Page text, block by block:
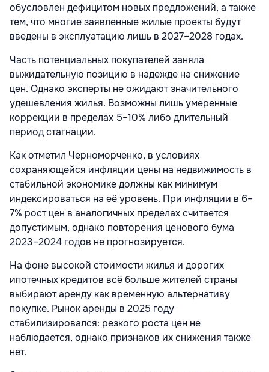
обусловлен дефицитом новых предложений, а также
тем, что многие заявленные жилые проекты будут
введены в эксплуатацию лишь в 2027–2028 годах.
Часть потенциальных покупателей заняла
выжидательную позицию в надежде на снижение
цен. Однако эксперты не ожидают значительного
удешевления жилья. Возможны лишь умеренные
коррекции в пределах 5–10% либо длительный
период стагнации.
Как отметил Черноморченко, в условиях
сохраняющейся инфляции цены на недвижимость в
стабильной экономике должны как минимум
индексироваться на её уровень. При инфляции в 6–
7% рост цен в аналогичных пределах считается
допустимым, однако повторения ценового бума
2023–2024 годов не прогнозируется.
На фоне высокой стоимости жилья и дорогих
ипотечных кредитов всё больше жителей страны
выбирают аренду как временную альтернативу
покупке. Рынок аренды в 2025 году
стабилизировался: резкого роста цен не
наблюдается, однако признаков их снижения также
нет.